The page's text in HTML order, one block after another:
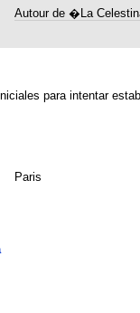
Autour de �La
para intentar
Paris